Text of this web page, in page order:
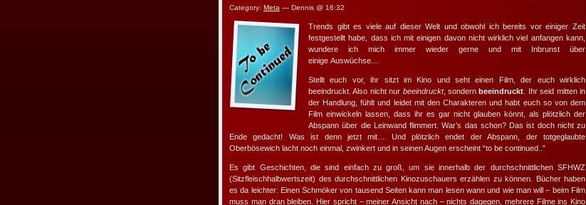
Category: Meta — Dennis @ 16:32
Trends gibt es viele auf dieser Welt und obwohl ich bereits vor einiger Zeit
festgestellt habe, dass ich mit einigen davon nicht wirklich viel anfangen kann,
wundere ich mich immer wieder gerne und mit Inbrunst über
einige Auswüchse…
Stellt euch vor, ihr sitzt im Kino und seht einen Film, der euch wirklich
beeindruckt. Also nicht nur beeindruckt, sondernbeeindruckt . Ihr seid mitten in
der Handlung, fühlt und leidet mit den Charakteren und habt euch so von dem
Film einwickeln lassen, dass ihr es gar nicht glauben könnt, als plötzlich der
Abspann über die Leinwand flimmert. War’s das schon? Das ist doch nicht zu
Ende gedacht! Was ist denn jetzt mit… Und plötzlich endet der Abspann, der totgeglaubte
Oberbösewich lacht noch einmal, zwinkert und in seinen Augen erscheint “to be continued..”
Es gibt Geschichten, die sind einfach zu groß, um sie innerhalb der durchschnittlichen SFHWZ
(Sitzfleischhalbwertszeit) des durchschnittlichen Kinozuschauers erzählen zu können. Bücher haben
es da leichter: Einen Schmöker von tausend Seiten kann man lesen wann und wie man will – beim Film
muss man dran bleiben. Hier spricht – meiner Ansicht nach – nichts dagegen, mehrere Filme ins Kino